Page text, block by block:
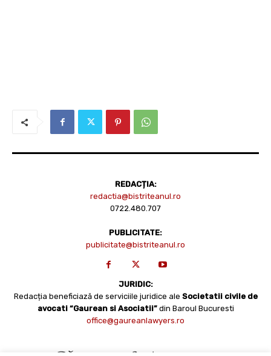
REDACȚIA:
redactia@bistriteanul.ro
0722.480.707
PUBLICITATE:
publicitate@bistriteanul.ro
JURIDIC:
Redacția beneficiază de serviciile juridice ale Societatii civile de
avocati “Gaurean si Asociatii” din Baroul Bucuresti
office@gaureanlawyers.ro